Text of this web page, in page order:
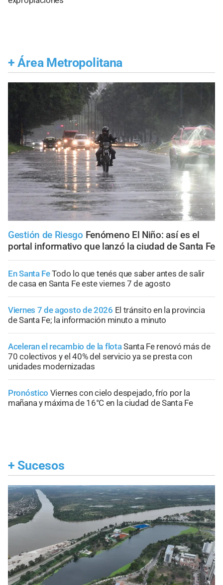
+ Área Metropolitana
Gestión de Riesgo Fenómeno El Niño: así es el
portal informativo que lanzó la ciudad de Santa Fe
En Santa FeTodo lo que tenés que saber antes de salir
de casa en Santa Fe este viernes 7 de agosto
Viernes 7 de agosto de 2026 El tránsito en la provincia
de Santa Fe; la información minuto a minuto
Aceleran el recambio de la flotaSanta Fe renovó más de
70 colectivos y el 40% del servicio ya se presta con
unidades modernizadas
Pronóstico Viernes con cielo despejado, frío por la
mañana y máxima de 16°C en la ciudad de Santa Fe
+ Sucesos